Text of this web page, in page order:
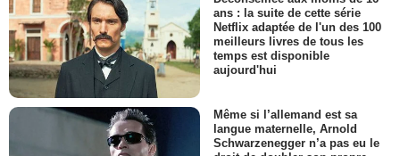
ans : la suite de cette série
Netflix adaptée de l'un des 100
meilleurs livres de tous les
temps est disponible
aujourd'hui
Même si l’allemand est sa
langue maternelle, Arnold
Schwarzenegger n’a pas eu le